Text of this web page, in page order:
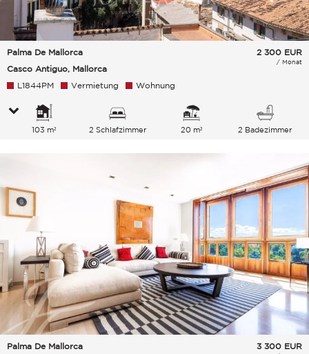
Palma De Mallorca
Casco Antiguo, Mallorca
2 300 EUR
/ Monat
L1844PM Vermietung Wohnung
103 m² 2 Schlafzimmer 20 m² 2 Badezimmer
Palma De Mallorca 3 300 EUR